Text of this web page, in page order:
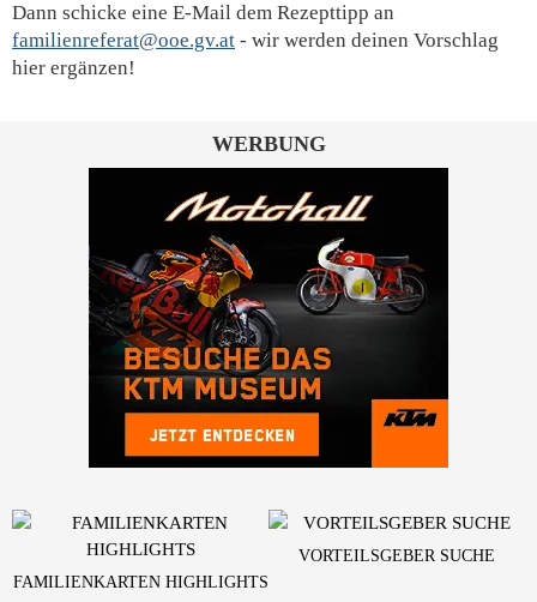
Dann schicke eine E-Mail dem Rezepttipp an
familienreferat@ooe.gv.at - wir werden deinen Vorschlag
hier ergänzen!
WERBUNG
FAMILIENKARTEN HIGHLIGHTS
VORTEILSGEBER SUCHE